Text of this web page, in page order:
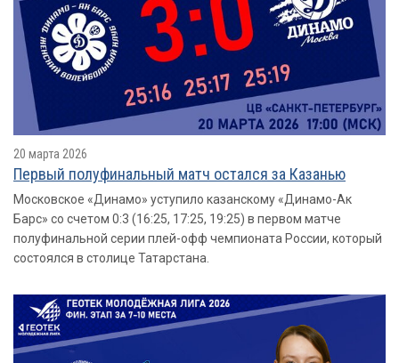
20 марта 2026
Первый полуфинальный матч остался за Казанью
Московское «Динамо» уступило казанскому «Динамо-Ак
Барс» со счетом 0:3 (16:25, 17:25, 19:25) в первом матче
полуфинальной серии плей-офф чемпионата России, который
состоялся в столице Татарстана.